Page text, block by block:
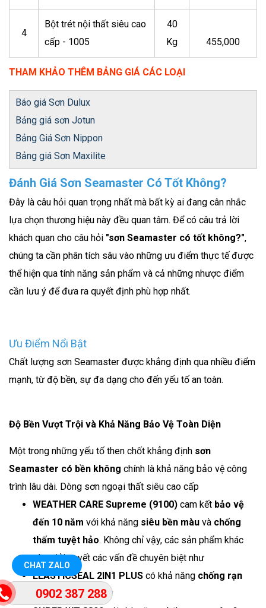
4
Bột trét nội thất siêu cao
cấp - 1005
40
Kg
455,000
THAM KHẢO THÊM BẢNG GIÁ CÁC LOẠI
Báo giá Sơn Dulux
Bảng giá sơn Jotun
Bảng Giá Sơn Nippon
Bảng giá Sơn Maxilite
Đánh Giá Sơn Seamaster Có Tốt Không?
Đây là câu hỏi quan trọng nhất mà bất kỳ ai đang cân nhắc
lựa chọn thương hiệu này đều quan tâm. Để có câu trả lời
khách quan cho câu hỏi "sơn Seamaster có tốt không?",
chúng ta cần phân tích sâu vào những ưu điểm thực tế được
thể hiện qua tính năng sản phẩm và cả những nhược điểm
cần lưu ý để đưa ra quyết định phù hợp nhất.
Ưu Điểm Nổi Bật
Chất lượng sơn Seamaster được khẳng định qua nhiều điểm
mạnh, từ độ bền, sự đa dạng cho đến yếu tố an toàn.
Độ Bền Vượt Trội và Khả Năng Bảo Vệ Toàn Diện
Một trong những yếu tố then chốt khẳng định sơn
Seamaster có bền không chính là khả năng bảo vệ công
trình lâu dài. Dòng sơn ngoại thất siêu cao cấp
WEATHER CARE Supreme (9100) cam kết bảo vệ
đến 10 năm với khả năng siêu bền màu và chống
thấm tuyệt hảo. Không chỉ vậy, các sản phẩm khác
còn giải quyết các vấn đề chuyên biệt như
ELASTICSEAL 2IN1 PLUS có khả năng chống rạn
nứt chân chim, hay
CHAT ZALO
0902 387 288